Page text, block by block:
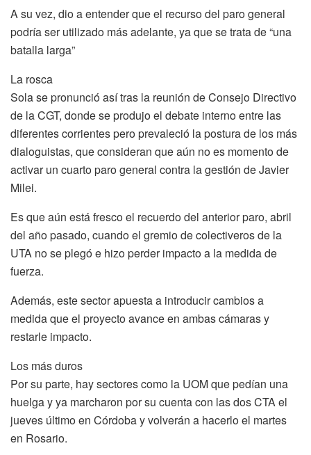
A su vez, dio a entender que el recurso del paro general
podría ser utilizado más adelante, ya que se trata de “una
batalla larga”
La rosca
Sola se pronunció así tras la reunión de Consejo Directivo
de la CGT, donde se produjo el debate interno entre las
diferentes corrientes pero prevaleció la postura de los más
dialoguistas, que consideran que aún no es momento de
activar un cuarto paro general contra la gestión de Javier
Milei.
Es que aún está fresco el recuerdo del anterior paro, abril
del año pasado, cuando el gremio de colectiveros de la
UTA no se plegó e hizo perder impacto a la medida de
fuerza.
Además, este sector apuesta a introducir cambios a
medida que el proyecto avance en ambas cámaras y
restarle impacto.
Los más duros
Por su parte, hay sectores como la UOM que pedían una
huelga y ya marcharon por su cuenta con las dos CTA el
jueves último en Córdoba y volverán a hacerlo el martes
en Rosario.